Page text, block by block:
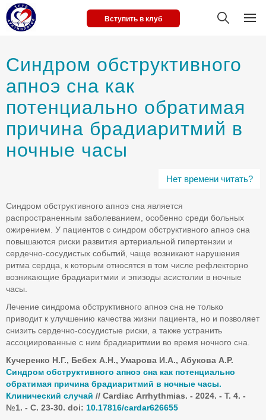
Вступить в клуб
Синдром обструктивного
апноэ сна как
потенциально обратимая
причина брадиаритмий в
ночные часы
Нет времени читать?
Синдром обструктивного апноэ сна является
распространенным заболеванием, особенно среди больных
ожирением. У пациентов с синдром обструктивного апноэ сна
повышаются риски развития артериальной гипертензии и
сердечно-сосудистых событий, чаще возникают нарушения
ритма сердца, к которым относятся в том числе рефлекторно
возникающие брадиаритмии и эпизоды асистолии в ночные
часы.
Лечение синдрома обструктивного апноэ сна не только
приводит к улучшению качества жизни пациента, но и позволяет
снизить сердечно-сосудистые риски, а также устранить
ассоциированные с ним брадиаритмии во время ночного сна.
Кучеренко Н.Г., Бебех А.Н., Умарова И.А., Абукова А.Р.
Синдром обструктивного апноэ сна как потенциально
обратимая причина брадиаритмий в ночные часы.
Клинический случай // Cardiac Arrhythmias. - 2024. - Т. 4. -
№1. - C. 23-30. doi: 10.17816/cardar626655